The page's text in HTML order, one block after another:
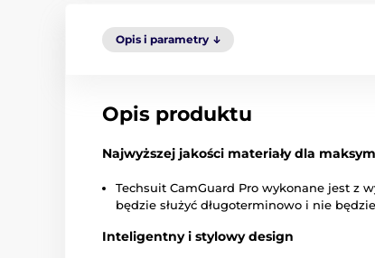
Opis i parametry
Opis produktu
Najwyższej jakości materiały dla
Techsuit CamGuard Pro wykonane jest z
będzie służyć długoterminowo i nie
Inteligentny i stylowy design